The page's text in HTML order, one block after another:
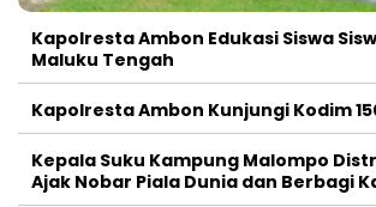
Kapolresta Ambon Edukasi Siswa
Maluku Tengah
Kapolresta Ambon Kunjungi Kodim
Kepala Suku Kampung Malompo
Ajak Nobar Piala Dunia dan Berbagi